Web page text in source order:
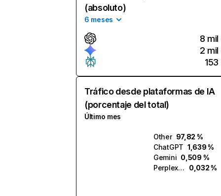
(absoluto)
6 meses
8 mil
2 mil
153
Tráfico desde plataformas de IA
(porcentaje del total)
Último mes
Other 97,82 %
ChatGPT 1,639 %
Gemini 0,509 %
Perplexity
0,032 %